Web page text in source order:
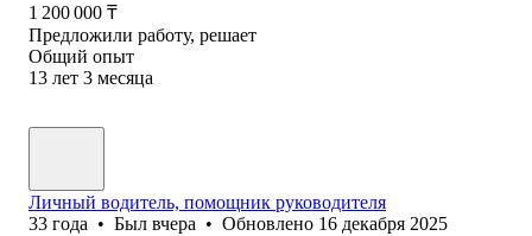
1 200 000 ₸
Предложили работу, решает
Общий опыт
13 лет 3 месяца
Личный водитель, помощник руководителя
33 года • Был вчера • Обновлено 16 декабря 2025